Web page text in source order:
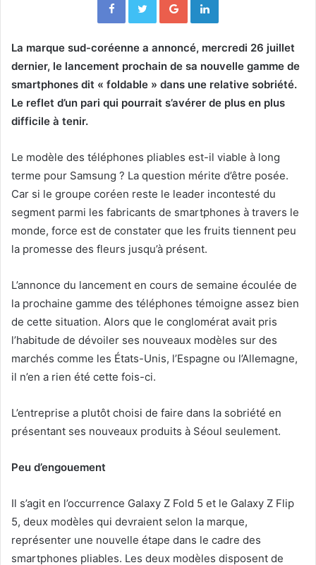
La marque sud-coréenne a annoncé, mercredi 26 juillet
dernier, le lancement prochain de sa nouvelle gamme de
smartphones dit « foldable » dans une relative sobriété.
Le reflet d’un pari qui pourrait s’avérer de plus en plus
difficile à tenir.
Le modèle des téléphones pliables est-il viable à long
terme pour Samsung ? La question mérite d’être posée.
Car si le groupe coréen reste le leader incontesté du
segment parmi les fabricants de smartphones à travers le
monde, force est de constater que les fruits tiennent peu
la promesse des fleurs jusqu’à présent.
L’annonce du lancement en cours de semaine écoulée de
la prochaine gamme des téléphones témoigne assez bien
de cette situation. Alors que le conglomérat avait pris
l’habitude de dévoiler ses nouveaux modèles sur des
marchés comme les États-Unis, l’Espagne ou l’Allemagne,
il n’en a rien été cette fois-ci.
L’entreprise a plutôt choisi de faire dans la sobriété en
présentant ses nouveaux produits à Séoul seulement.
Peu d’engouement
Il s’agit en l’occurrence Galaxy Z Fold 5 et le Galaxy Z Flip
5, deux modèles qui devraient selon la marque,
représenter une nouvelle étape dans le cadre des
smartphones pliables. Les deux modèles disposent de